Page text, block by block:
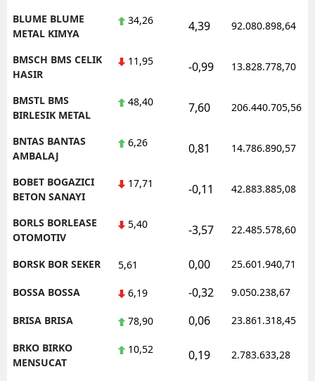
BLUME BLUME
METAL KIMYA
34,26 4,39 92.080.898,64
BMSCH BMS CELIK
HASIR
11,95 -0,99 13.828.778,70
BMSTL BMS
BIRLESIK METAL
48,40 7,60 206.440.705,56
BNTAS BANTAS
AMBALAJ
6,26 0,81 14.786.890,57
BOBET BOGAZICI
BETON SANAYI
17,71 -0,11 42.883.885,08
BORLS BORLEASE
OTOMOTIV
5,40 -3,57 22.485.578,60
BORSK BOR SEKER 5,61 0,00 25.601.940,71
BOSSA BOSSA 6,19 -0,32 9.050.238,67
BRISA BRISA 78,90 0,06 23.861.318,45
BRKO BIRKO
MENSUCAT
10,52 0,19 2.783.633,28